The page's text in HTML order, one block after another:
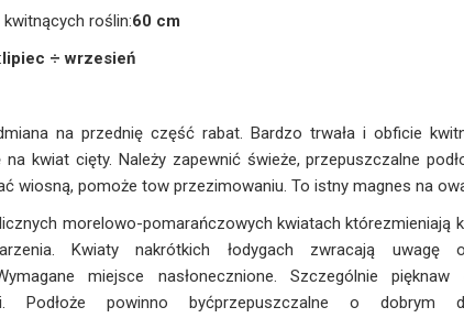
roślin:60 cm
lipiec ÷ wrzesień
na przednię część rabat. Bardzo trwała i obficie
na kwiat cięty. Należy zapewnić świeże, przepuszczalne
wiosną, pomoże tow przezimowaniu. To istny magnes na
morelowo-pomarańczowych kwiatach którezmieniają
Kwiaty nakrótkich łodygach zwracają uwagę
miejsce nasłonecznione. Szczególnie
Podłoże powinno byćprzepuszczalne o dobrym